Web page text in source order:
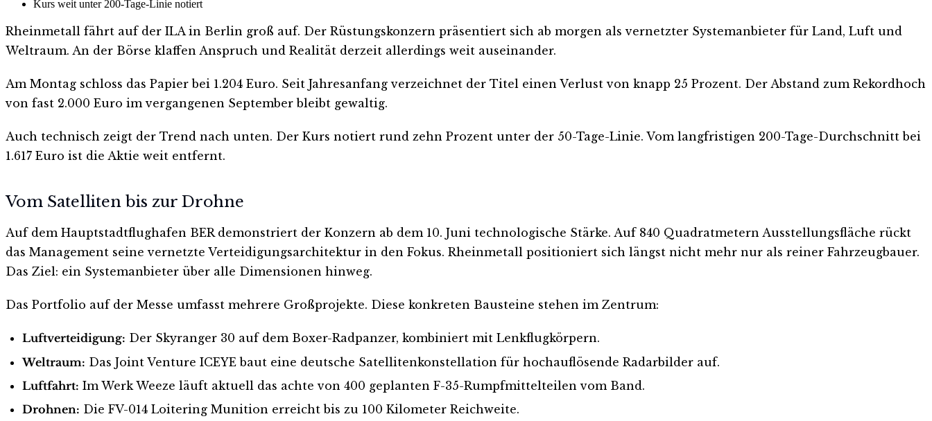
Kurs weit unter 200-Tage-Linie notiert
Rheinmetall fährt auf der ILA in Berlin groß auf. Der Rüstungskonzern präsentiert sich ab morgen als vernetzter Systemanbieter für Land, Luft und
Weltraum. An der Börse klaffen Anspruch und Realität derzeit allerdings weit auseinander.
Am Montag schloss das Papier bei 1.204 Euro. Seit Jahresanfang verzeichnet der Titel einen Verlust von knapp 25 Prozent. Der Abstand zum Rekordhoch
von fast 2.000 Euro im vergangenen September bleibt gewaltig.
Auch technisch zeigt der Trend nach unten. Der Kurs notiert rund zehn Prozent unter der 50-Tage-Linie. Vom langfristigen 200-Tage-Durchschnitt bei
1.617 Euro ist die Aktie weit entfernt.
Vom Satelliten bis zur Drohne
Auf dem Hauptstadtflughafen BER demonstriert der Konzern ab dem 10. Juni technologische Stärke. Auf 840 Quadratmetern Ausstellungsfläche rückt
das Management seine vernetzte Verteidigungsarchitektur in den Fokus. Rheinmetall positioniert sich längst nicht mehr nur als reiner Fahrzeugbauer.
Das Ziel: ein Systemanbieter über alle Dimensionen hinweg.
Das Portfolio auf der Messe umfasst mehrere Großprojekte. Diese konkreten Bausteine stehen im Zentrum:
Luftverteidigung: Der Skyranger 30 auf dem Boxer-Radpanzer, kombiniert mit Lenkflugkörpern.
Weltraum: Das Joint Venture ICEYE baut eine deutsche Satellitenkonstellation für hochauflösende Radarbilder auf.
Luftfahrt: Im Werk Weeze läuft aktuell das achte von 400 geplanten F-35-Rumpfmittelteilen vom Band.
Drohnen: Die FV-014 Loitering Munition erreicht bis zu 100 Kilometer Reichweite.